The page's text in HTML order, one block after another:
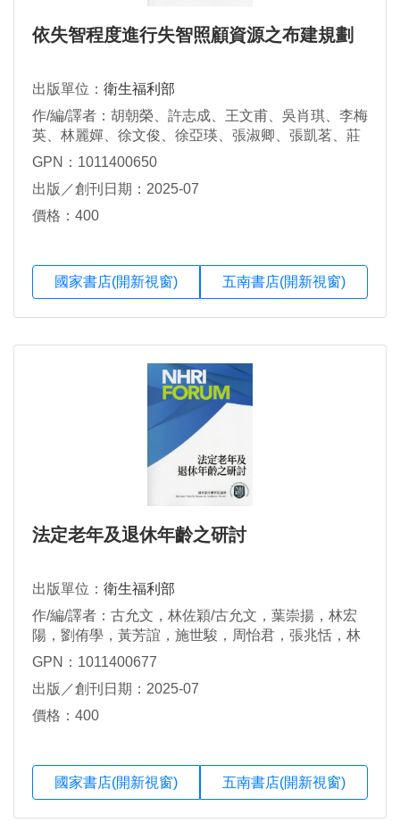
依失智程度進行失智照顧資源之布建規劃
出版單位： 衛生福利部
作/編/譯者：胡朝榮、許志成、王文甫、吳肖琪、李梅
英、林麗嬋、徐文俊、徐亞瑛、張淑卿、張凱茗、莊
宜芳、郭慈安、黃宗正、楊淵韓、劉建良、黎世宏、
吟、鍾湘汝、魏祺娟
GPN：1011400650
出版／創刊日期：2025-07
價格：400
國家書店(開新視窗) 五南書店(開新視窗)
法定老年及退休年齡之研討
出版單位： 衛生福利部
作/編/譯者：古允文，林佐穎/古允文，葉崇揚，林宏
陽，劉侑學，黃芳誼，施世駿，周怡君，張兆恬，林
佐穎
GPN：1011400677
出版／創刊日期：2025-07
價格：400
國家書店(開新視窗) 五南書店(開新視窗)